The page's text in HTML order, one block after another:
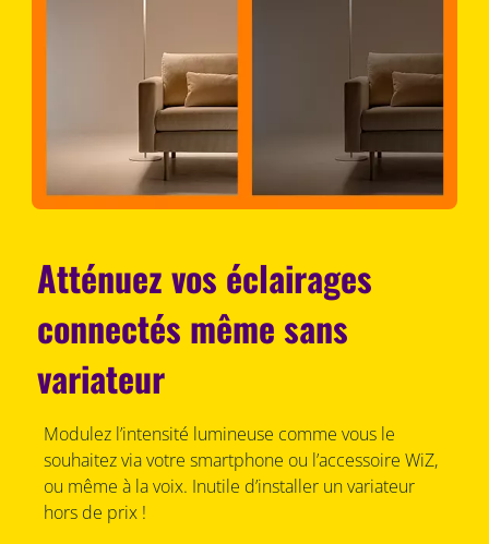
Atténuez vos éclairages
connectés même sans
variateur
Modulez l’intensité lumineuse comme vous le
souhaitez via votre smartphone ou l’accessoire WiZ,
ou même à la voix. Inutile d’installer un variateur
hors de prix !